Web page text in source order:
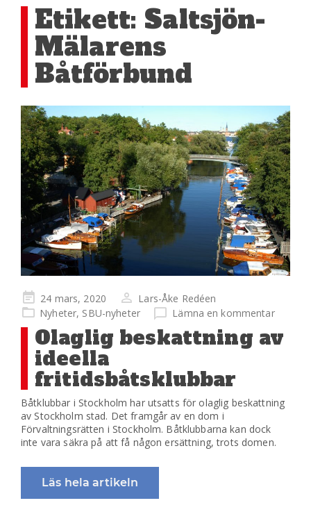
Etikett: Saltsjön-
Mälarens
Båtförbund
Publicerad
på
24 mars, 2020
Lars-Åke Redéen
Nyheter, SBU-nyheter Lämna en kommentar
Olaglig beskattning av
ideella
fritidsbåtsklubbar
Båtklubbar i Stockholm har utsatts för olaglig beskattning
av Stockholm stad. Det framgår av en dom i
Förvaltningsrätten i Stockholm. Båtklubbarna kan dock
inte vara säkra på att få någon ersättning, trots domen.
Läs hela artikeln